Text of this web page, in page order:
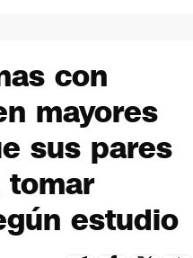
con
mayores
sus pares
tomar
estudio